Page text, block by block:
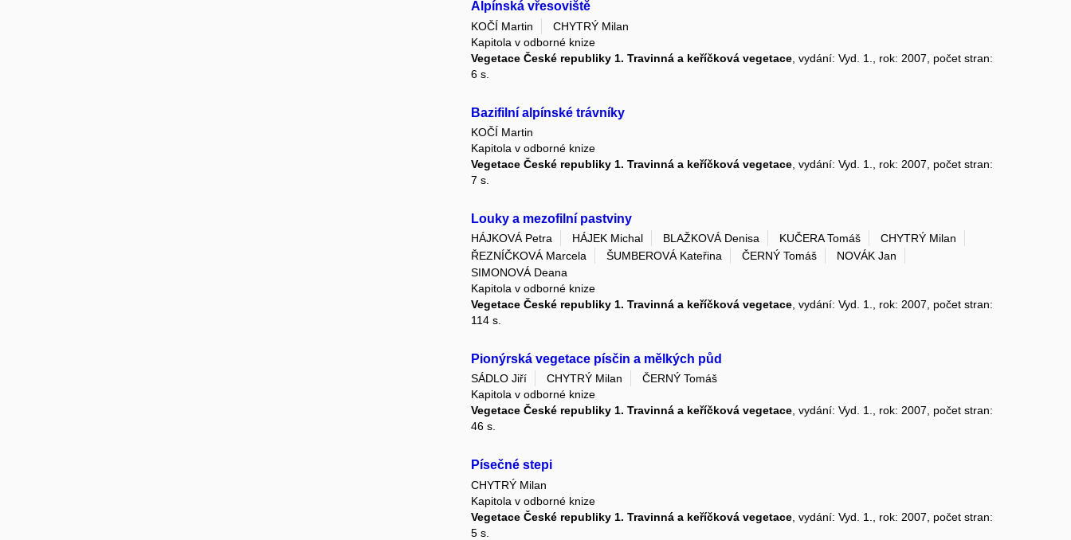
Alpínská vřesoviště
KOČÍ Martin
CHYTRÝ Milan
Kapitola v odborné knize
Vegetace České republiky 1. Travinná a keříčková vegetace , vydání: Vyd. 1., rok: 2007, počet stran:
6 s.
Bazifilní alpínské trávníky
KOČÍ Martin
Kapitola v odborné knize
Vegetace České republiky 1. Travinná a keříčková vegetace , vydání: Vyd. 1., rok: 2007, počet stran:
7 s.
Louky a mezofilní pastviny
HÁJKOVÁ Petra HÁJEK Michal BLAŽKOVÁ Denisa KUČERA Tomáš
CHYTRÝ Milan
ŘEZNÍČKOVÁ Marcela
ŠUMBEROVÁ Kateřina ČERNÝ Tomáš
NOVÁK Jan
SIMONOVÁ Deana
Kapitola v odborné knize
Vegetace České republiky 1. Travinná a keříčková vegetace , vydání: Vyd. 1., rok: 2007, počet stran:
114 s.
Pionýrská vegetace písčin a mělkých půd
SÁDLO Jiří CHYTRÝ Milan
ČERNÝ Tomáš
Kapitola v odborné knize
Vegetace České republiky 1. Travinná a keříčková vegetace, vydání: Vyd. 1., rok: 2007, počet stran:
46 s.
Písečné stepi
CHYTRÝ Milan
Kapitola v odborné knize
Vegetace České republiky 1. Travinná a keříčková vegetace , vydání: Vyd. 1., rok: 2007, počet stran:
5 s.